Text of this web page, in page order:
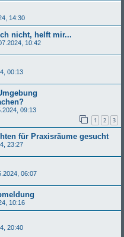
14:30
nicht, helft mir...
10:42
00:13
09:13
1 2 3
für Praxisräume gesucht
23:27
06:07
10:16
20:40